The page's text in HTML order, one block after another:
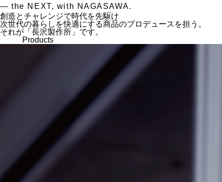
— the NEXT, with NAGASAWA.
創造とチャレンジで時代を先駆け
次世代の暮らしを快適にする商品のプロデュースを担う。
それが「長沢製作所」です。
Products